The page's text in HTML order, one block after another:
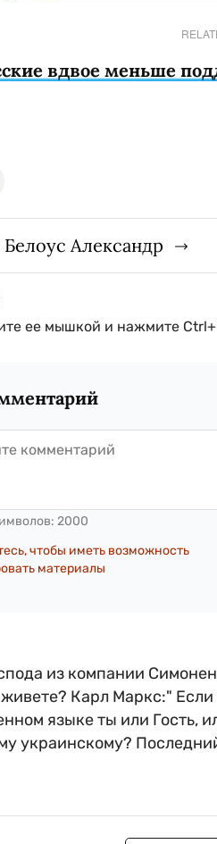
вдвое меньше
Александр
ее мышкой и нажмите
2000
чтобы иметь возможность
материалы
из компании
Карл Маркс:"
языке ты или Гость,
украинскому?